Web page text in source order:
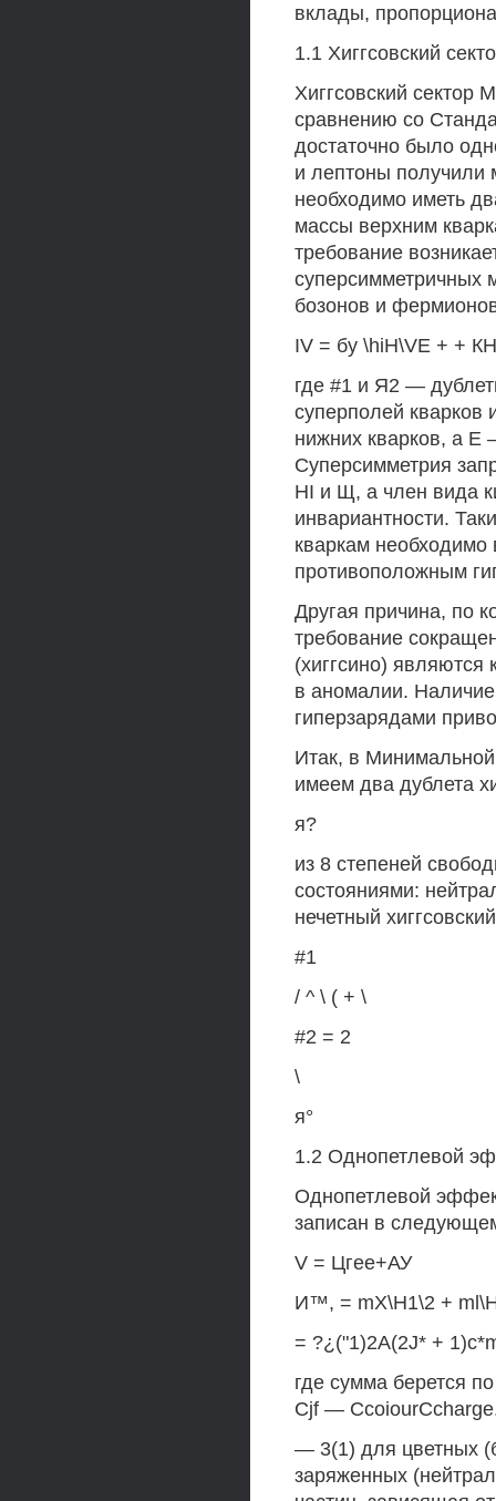
вклады,
1.1 Хиггсовский
Хиггсовский сектор
сравнению со
достаточно было
и лептоны получили
необходимо иметь
массы верхним
требование
суперсимметричных
бозонов и
IV = бу \hiH\VE + +
где #1 и Я2 —
суперполей
нижних кварков, а Е
Суперсимметрия
НI и Щ, а член вида
инвариантности.
кваркам необходимо
противоположным
Другая причина, по
требование
(хиггсино)
в аномалии.
гиперзарядами
Итак, в
имеем два дублета
я?
из 8 степеней
состояниями:
нечетный
#1
/ ^ \ ( + \
#2 = 2
\
я°
1.2 Однопетлевой
Однопетлевой
записан в
V = Цгее+АУ
И™, = mX\H1\2 +
= ?¿("1)2A(2J* +
где сумма берется
Cjf —
— 3(1) для цветных
заряженных